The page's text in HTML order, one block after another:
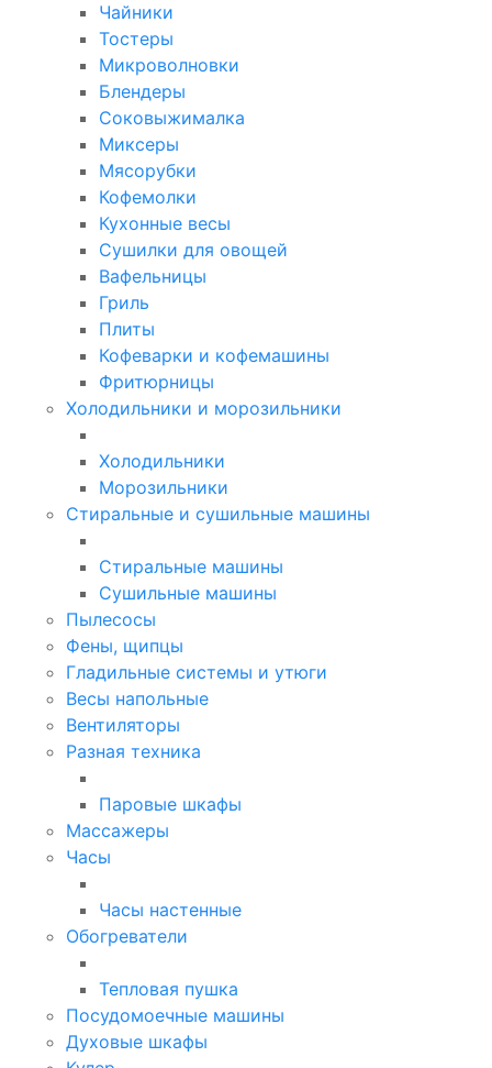
Чайники
Тостеры
Микроволновки
Блендеры
Соковыжималка
Миксеры
Мясорубки
Кофемолки
Кухонные весы
Сушилки для овощей
Вафельницы
Гриль
Плиты
Кофеварки и кофемашины
Фритюрницы
Холодильники и морозильники
Холодильники
Морозильники
Стиральные и сушильные машины
Стиральные машины
Сушильные машины
Пылесосы
Фены, щипцы
Гладильные системы и утюги
Весы напольные
Вентиляторы
Разная техника
Паровые шкафы
Массажеры
Часы
Часы настенные
Обогреватели
Тепловая пушка
Посудомоечные машины
Духовые шкафы